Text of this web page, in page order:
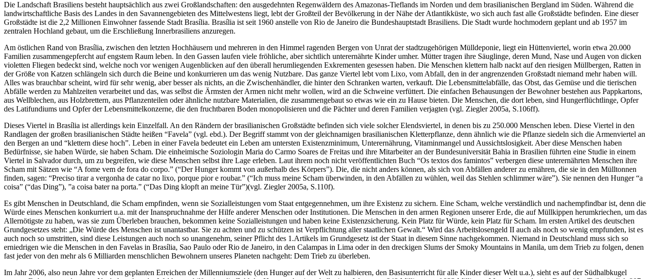
Die Landschaft Brasiliens besteht hauptsächlich aus zwei Großlandschaften: den ausgedehnten Regenwäldern des Amazonas-Tieflands im Norden und dem brasilianischen Bergland im Süden. Während die
landwirtschaftliche Basis des Landes in den Savannengebieten des Mittelwestens liegt, lebt der Großteil der Bevölkerung in der Nähe der Atlantikküste, wo sich auch fast alle Großstädte befinden. Eine dieser
Großstädte ist die 2,2 Millionen Einwohner fassende Stadt Brasília. Brasília ist seit 1960 anstelle von Rio de Janeiro die Bundeshauptstadt Brasiliens. Die Stadt wurde hochmodern geplant und ab 1957 im
zentralen Hochland gebaut, um die Erschließung Innerbrasiliens anzuregen.
Am östlichen Rand von Brasília, zwischen den letzten Hochhäusern und mehreren in den Himmel ragenden Bergen von Unrat der stadtzugehörigen Mülldeponie, liegt ein Hüttenviertel, worin etwa 20.000
Familien zusammengepfercht auf engstem Raum leben. In den Gassen laufen viele fröhliche, aber sichtlich unterernährte Kinder umher. Mütter tragen ihre Säuglinge, deren Mund, Nase und Augen von dicken
violetten Fliegen bedeckt sind, welche noch vor wenigen Augenblicken auf den überall herumliegenden Exkrementen gesessen haben. Die Menschen klettern halb nackt auf den riesigen Müllbergen, Ratten in
der Größe von Katzen schlängeln sich durch die Beine und konkurrieren um das wenig Nutzbare. Das ganze Viertel lebt vom Lixo, vom Abfall, den in der angrenzenden Großstadt niemand mehr haben will.
Alles was brauchbar scheint, wird für sehr wenig, aber besser als nichts, an die Zwischenhändler, die hinter den Schranken warten, verkauft. Die Lebensmittelabfälle, das Obst, das Gemüse und die tierischen
Abfälle werden zu Mahlzeiten verarbeitet und das, was selbst die Ärmsten der Armen nicht mehr wollen, wird an die Schweine verfüttert. Die einfachen Behausungen der Bewohner bestehen aus Pappkartons,
aus Wellblechen, aus Holzbrettern, aus Pflanzenteilen oder ähnliche nutzbare Materialien, die zusammengebaut so etwas wie ein zu Hause bieten. Die Menschen, die dort leben, sind Hungerflüchtlinge, Opfer
des Latifundiums und Opfer der Lebensmittelkonzerne, die den fruchtbaren Boden monopolisieren und die Pächter und deren Familien verjagten (vgl. Ziegler 2005a, S.106ff).
Dieses Viertel in Brasília ist allerdings kein Einzelfall. An den Rändern der brasilianischen Großstädte befinden sich viele solcher Elendsviertel, in denen bis zu 250.000 Menschen leben. Diese Viertel in den
Randlagen der großen brasilianischen Städte heißen “Favela” (vgl. ebd.). Der Begriff stammt von der gleichnamigen brasilianischen Kletterpflanze, denn ähnlich wie die Pflanze siedeln sich die Armenviertel an
den Bergen an und “klettern diese hoch”. Leben in einer Favela bedeutet ein Leben am untersten Existenzminimum, Unterernährung, Vitaminmangel und Aussichtslosigkeit. Aber diese Menschen haben
Bedürfnisse, sie haben Würde, sie haben Scham. Die einheimische Soziologin Maria do Carmo Soares de Freitas und ihre Mitarbeiter an der Bundesuniversität Bahia in Brasilien führten eine Studie in einem
Viertel in Salvador durch, um zu begreifen, wie diese Menschen selbst ihre Lage erleben. Laut ihrem noch nicht veröffentlichten Buch “Os textos dos famintos” verbergen diese unterernährten Menschen ihre
Scham mit Sätzen wie “A fome vem de fora do corpo.” (“Der Hunger kommt von außerhalb des Körpers”). Die, die nicht anders können, als sich von Abfällen anderer zu ernähren, die sie in den Mülltonnen
finden, sagen: “Preciso tirar a vergonha de catar no lixo, porque pior e roubar.” (“Ich muss meine Scham überwinden, in den Abfällen zu wühlen, weil das Stehlen schlimmer wäre”). Sie nennen den Hunger “a
coisa” (“das Ding”), ”a coisa bater na porta.” (“Das Ding klopft an meine Tür”)(vgl. Ziegler 2005a, S.110f).
Es gibt Menschen in Deutschland, die Scham empfinden, wenn sie Sozialleistungen vom Staat entgegennehmen, um ihre Existenz zu sichern. Eine Scham, welche verständlich und nachempfindbar ist, denn die
Würde eines Menschen konkurriert u.a. mit der Inanspruchnahme der Hilfe anderer Menschen oder Institutionen. Die Menschen in den armen Regionen unserer Erde, die auf Müllkippen herumkriechen, um das
Allernötigste zu haben, was sie zum Überleben brauchen, bekommen keine Sozialleistungen und haben keine Existenzsicherung. Kein Platz für Würde, kein Platz für Scham. Im ersten Artikel des deutschen
Grundgesetzes steht: „Die Würde des Menschen ist unantastbar. Sie zu achten und zu schützen ist Verpflichtung aller staatlichen Gewalt.“ Wird das Arbeitslosengeld II auch als noch so wenig empfunden, ist es
auch noch so umstritten, sind diese Leistungen auch noch so unangenehm, seiner Pflicht des 1.Artikels im Grundgesetz ist der Staat in diesem Sinne nachgekommen. Niemand in Deutschland muss sich so
erniedrigen wie die Menschen in den Favelas in Brasília, Sao Paulo oder Rio de Janeiro, in den Calampas in Lima oder in den dreckigen Slums der Smoky Mountains in Manila, um dem Trieb zu folgen, denen
fast jeder von den mehr als 6 Milliarden menschlichen Bewohnern unseres Planeten nachgeht: Dem Trieb zu überleben.
Im Jahr 2006, also neun Jahre vor dem geplanten Erreichen der Millenniumsziele (den Hunger auf der Welt zu halbieren, den Basisunterricht für alle Kinder dieser Welt u.a.), sieht es auf der Südhalbkugel